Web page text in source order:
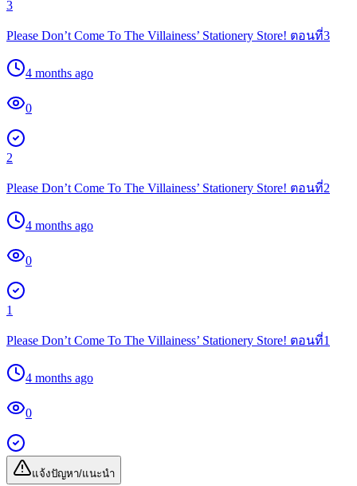
3
Please Don’t Come To The Villainess’ Stationery Store! ตอนที่3
4 months ago
0
2
Please Don’t Come To The Villainess’ Stationery Store! ตอนที่2
4 months ago
0
1
Please Don’t Come To The Villainess’ Stationery Store! ตอนที่1
4 months ago
0
แจ้งปัญหา/แนะนำ